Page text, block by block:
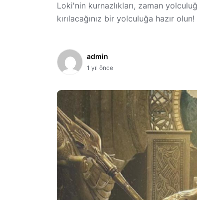
Loki'nin kurnazlıkları, zaman
kırılacağınız bir yolculuğa hazır olun!
admin
1 yıl önce